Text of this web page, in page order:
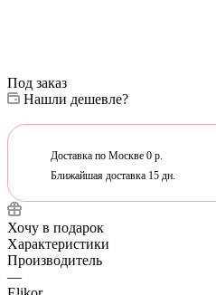
Под заказ
Нашли дешевле?
Доставка по Москве 0 р.
Ближайшая доставка 15 дн.
Хочу в подарок
Характеристики
Производитель
—